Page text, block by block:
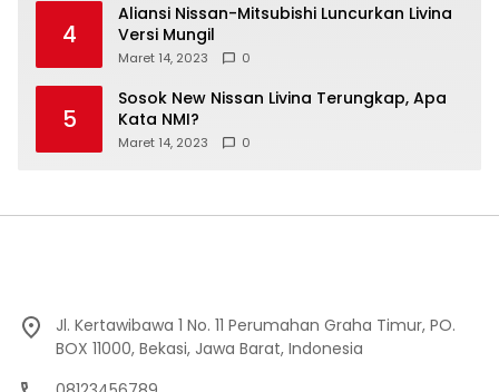
4
Aliansi Nissan-Mitsubishi Luncurkan Livina
Versi Mungil
Maret 14, 2023 0
5
Sosok New Nissan Livina Terungkap, Apa
Kata NMI?
Maret 14, 2023 0
Jl. Kertawibawa 1 No. 11 Perumahan Graha Timur, PO.
BOX 11000, Bekasi, Jawa Barat, Indonesia